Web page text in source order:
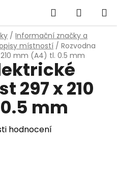
Hledat
KOŠÍK
/ Informační značky a
místností / Rozvodna
mm (A4) tl. 0.5 mm
297 x 210
mm
hodnocení